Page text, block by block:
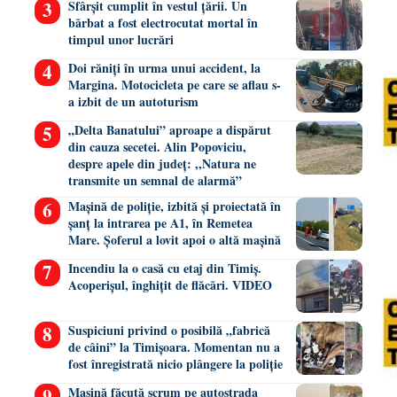
Sfârșit cumplit în vestul țării. Un
bărbat a fost electrocutat mortal în
timpul unor lucrări
Doi răniți în urma unui accident, la
Margina. Motocicleta pe care se aflau s-
a izbit de un autoturism
„Delta Banatului” aproape a dispărut
din cauza secetei. Alin Popoviciu,
despre apele din județ: ,,Natura ne
transmite un semnal de alarmă”
Mașină de poliție, izbită și proiectată în
șanț la intrarea pe A1, în Remetea
Mare. Șoferul a lovit apoi o altă mașină
Incendiu la o casă cu etaj din Timiș.
Acoperișul, înghițit de flăcări. VIDEO
Suspiciuni privind o posibilă „fabrică
de câini” la Timișoara. Momentan nu a
fost înregistrată nicio plângere la poliție
Mașină făcută scrum pe autostrada